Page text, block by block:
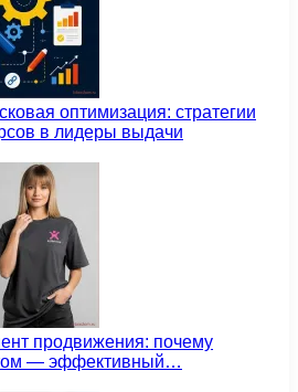
оптимизация: стратегии
в лидеры выдачи
продвижения: почему
— эффективный…